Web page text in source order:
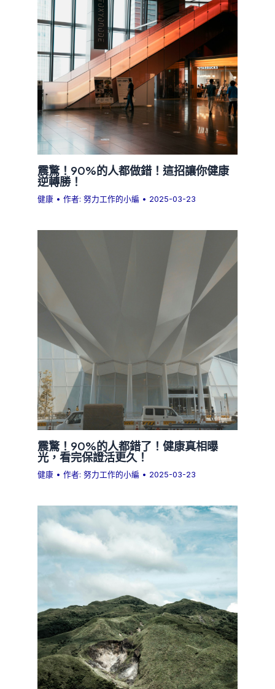
震驚！90%的人都做錯！這招讓你健康
逆轉勝！
健康 • 作者:努力工作的小編 • 2025-03-23
震驚！90%的人都錯了！健康真相曝
光，看完保證活更久！
健康 • 作者:努力工作的小編 • 2025-03-23